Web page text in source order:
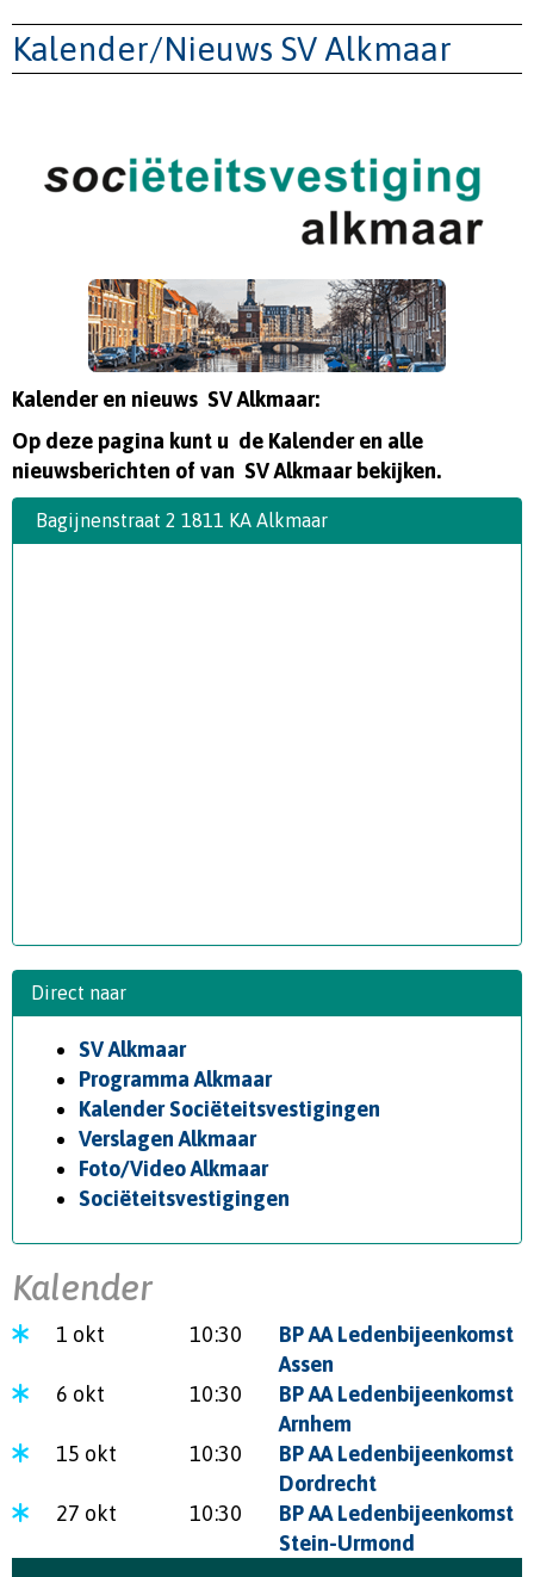
Kalender/Nieuws SV Alkmaar
Kalender en nieuws SV Alkmaar:
Op deze pagina kunt u de Kalender en alle
nieuwsberichten of van SV Alkmaar bekijken.
Bagijnenstraat 2 1811 KA Alkmaar
Direct naar
SV Alkmaar
Programma Alkmaar
Kalender Sociëteitsvestigingen
Verslagen Alkmaar
Foto/Video Alkmaar
Sociëteitsvestigingen
Kalender
1 okt 10:30
BP AA Ledenbijeenkomst
Assen
6 okt
10:30
BP AA Ledenbijeenkomst
Arnhem
15 okt
10:30
BP AA Ledenbijeenkomst
Dordrecht
27 okt
10:30
BP AA Ledenbijeenkomst
Stein-Urmond